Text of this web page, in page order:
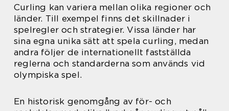
Curling kan variera mellan olika regioner och
länder. Till exempel finns det skillnader i
spelregler och strategier. Vissa länder har
sina egna unika sätt att spela curling, medan
andra följer de internationellt fastställda
reglerna och standarderna som används vid
olympiska spel.
En historisk genomgång av för- och